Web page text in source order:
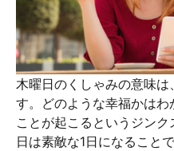
木曜日のくしゃみの意味
す。どのような幸福かは
ことが起こるというジン
日は素敵な1日になることで